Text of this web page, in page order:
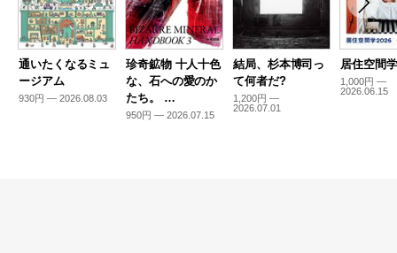
通いたくなるミュ
ージアム
930円 — 2026.08.03
珍奇鉱物 十人十色
な、石への愛のか
たち。 …
950円 — 2026.07.15
結局、杉本博司っ
て何者だ?
1,200円 —
2026.07.01
居住空間
1,000円 —
2026.06.15